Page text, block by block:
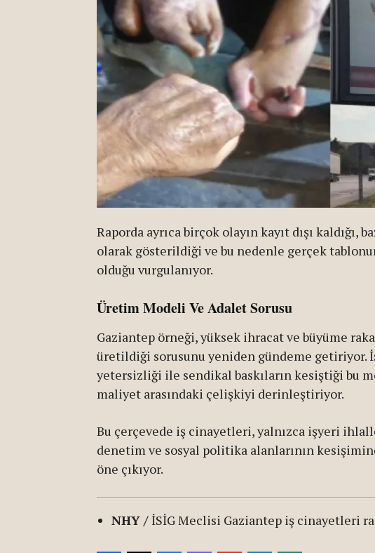
Raporda ayrıca birçok olayın kayıt dışı kaldığı,
olarak gösterildiği ve bu nedenle gerçek
olduğu vurgulanıyor.
Üretim Modeli Ve Adalet Sorusu
Gaziantep örneği, yüksek ihracat ve büyüme
üretildiği sorusunu yeniden gündeme getiriyor.
yetersizliği ile sendikal baskıların kesiştiği bu
maliyet arasındaki çelişkiyi derinleştiriyor.
Bu çerçevede iş cinayetleri, yalnızca işyeri
denetim ve sosyal politika alanlarının
öne çıkıyor.
NHY / İSİG Meclisi Gaziantep iş cinayetleri